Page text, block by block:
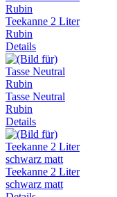
Teekanne 2 Liter
Rubin
Details
Tasse Neutral
Rubin
Details
Teekanne 2 Liter
schwarz matt